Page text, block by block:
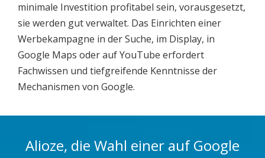
minimale Investition profitabel sein, vorausgesetzt,
sie werden gut verwaltet. Das Einrichten einer
Werbekampagne in der Suche, im Display, in
Google Maps oder auf YouTube erfordert
Fachwissen und tiefgreifende Kenntnisse der
Mechanismen von Google.
Alioze, die Wahl einer auf Google